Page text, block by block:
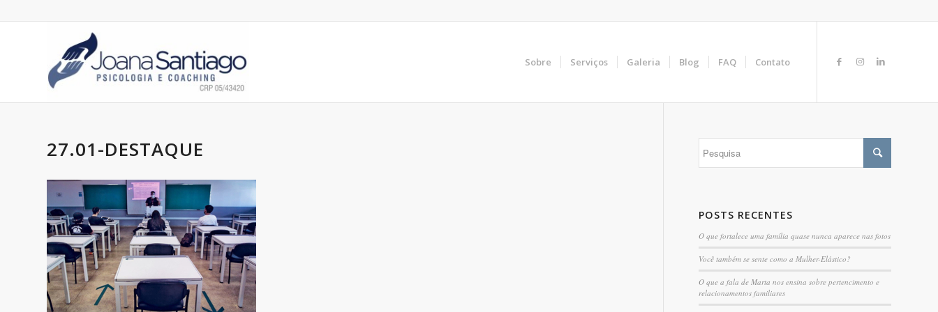
Sobre Serviços Galeria Blog FAQ Contato
27.01-DESTAQUE
POSTS RECENTES
O que fortalece uma família quase nunca aparece nas fotos
Você também se sente como a Mulher-Elástico?
O que a fala de Marta nos ensina sobre pertencimento e
relacionamentos familiares